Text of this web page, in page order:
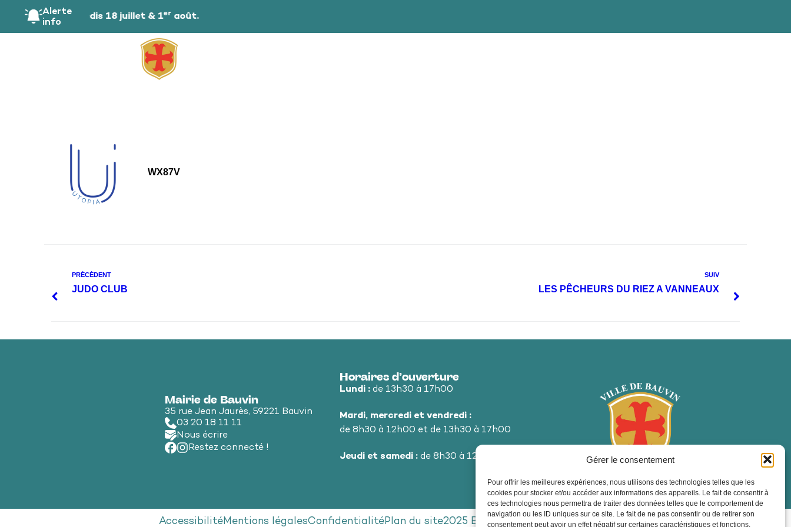
Gérer le consentement
Pour offrir les meilleures expériences, nous utilisons des technologies telles que les
cookies pour stocker et/ou accéder aux informations des appareils. Le fait de consentir à
ces technologies nous permettra de traiter des données telles que le comportement de
navigation ou les ID uniques sur ce site. Le fait de ne pas consentir ou de retirer son
consentement peut avoir un effet négatif sur certaines caractéristiques et fonctions.
principal
Alerte
info
public les samedis 18 juillet & 1eraoût.
WX87V
PRÉCÉDENT
JUDO CLUB
SUIV
LES PÊCHEURS DU RIEZ A VANNEAUX
Mairie de Bauvin
35 rue Jean Jaurès, 59221 Bauvin
03 20 18 11 11
Nous écrire
Restez connecté !
Horaires d’ouverture
Lundi :de 13h30 à 17h00
Mardi, mercredi et vendredi :
de 8h30 à 12h00 et de 13h30 à 17h00
Jeudi et samedi :de 8h30 à 12h00
AccessibilitéMentions légalesConfidentialitéPlan du site2025 Bauvin - Propulsé par Utopia